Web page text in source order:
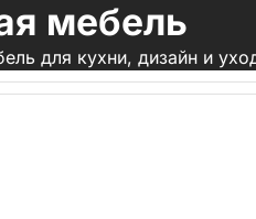
мебель
для кухни, дизайн и